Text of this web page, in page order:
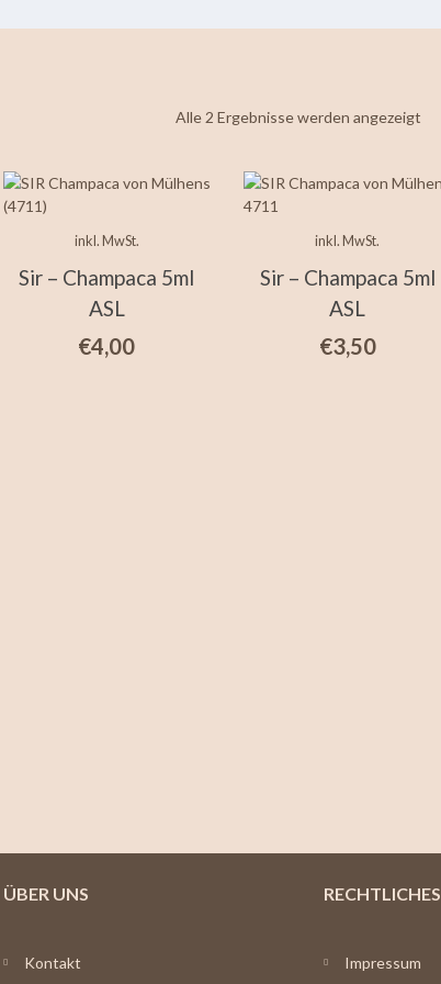
Alle 2 Ergebnisse werden angezeigt
inkl. MwSt.
Sir – Champaca 5ml
ASL
€4,00
inkl. MwSt.
Sir – Champaca 5ml
ASL
€3,50
ÜBER UNS
Kontakt
RECHTLICHES
Impressum